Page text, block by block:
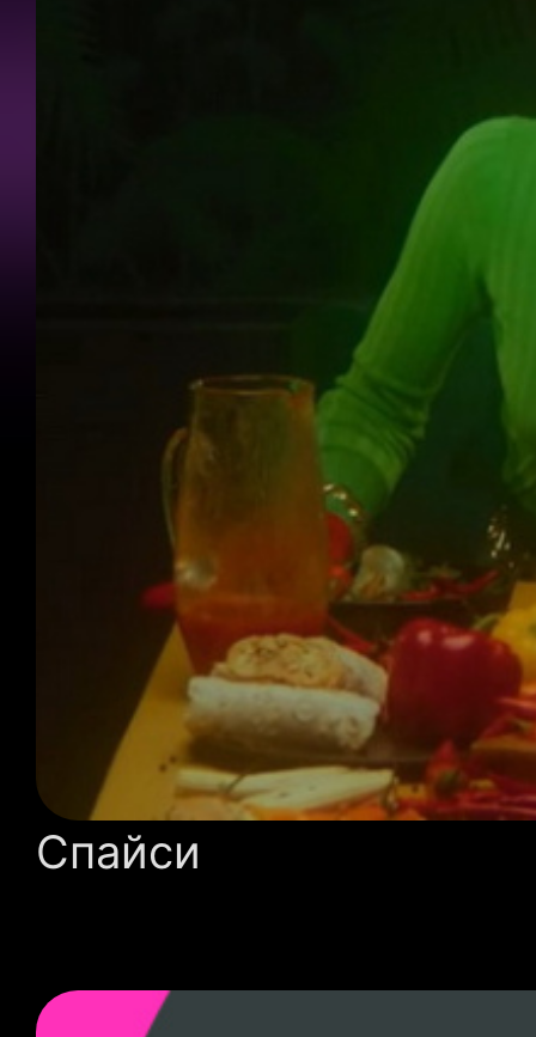
Спайси